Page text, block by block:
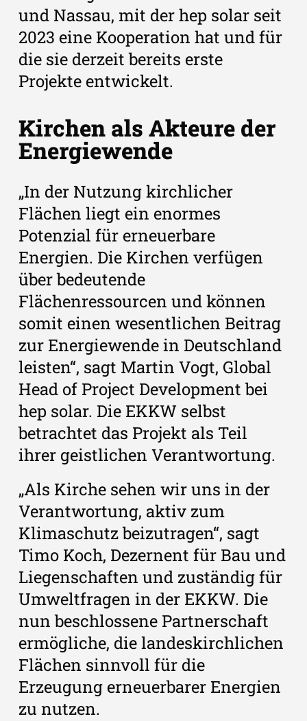
und Nassau, mit der hep solar seit
2023 eine Kooperation hat und für
die sie derzeit bereits erste
Projekte entwickelt.
Kirchen als Akteure der
Energiewende
„In der Nutzung kirchlicher
Flächen liegt ein enormes
Potenzial für erneuerbare
Energien. Die Kirchen verfügen
über bedeutende
Flächenressourcen und können
somit einen wesentlichen Beitrag
zur Energiewende in Deutschland
leisten“, sagt Martin Vogt, Global
Head of Project Development bei
hep solar. Die EKKW selbst
betrachtet das Projekt als Teil
ihrer geistlichen Verantwortung.
„Als Kirche sehen wir uns in der
Verantwortung, aktiv zum
Klimaschutz beizutragen“, sagt
Timo Koch, Dezernent für Bau und
Liegenschaften und zuständig für
Umweltfragen in der EKKW. Die
nun beschlossene Partnerschaft
ermögliche, die landeskirchlichen
Flächen sinnvoll für die
Erzeugung erneuerbarer Energien
zu nutzen.